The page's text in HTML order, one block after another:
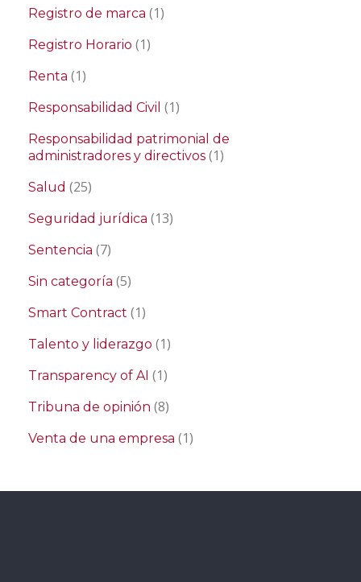
Registro de marca (1)
Registro Horario (1)
Renta (1)
Responsabilidad Civil (1)
Responsabilidad patrimonial de
administradores y directivos (1)
Salud (25)
Seguridad jurídica (13)
Sentencia (7)
Sin categoría (5)
Smart Contract (1)
Talento y liderazgo (1)
Transparency of AI (1)
Tribuna de opinión (8)
Venta de una empresa (1)